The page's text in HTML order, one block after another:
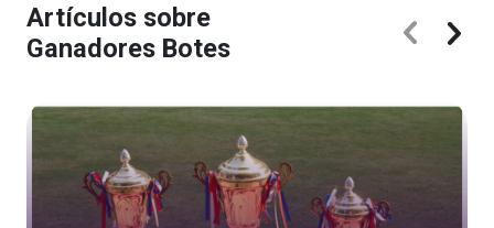
Artículos sobre
Ganadores Botes